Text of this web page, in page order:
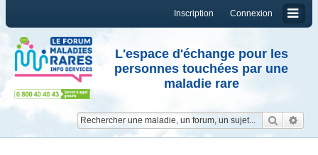
Connexion
Inscription
L'espace d'échange pour les
personnes touchées par une
maladie rare